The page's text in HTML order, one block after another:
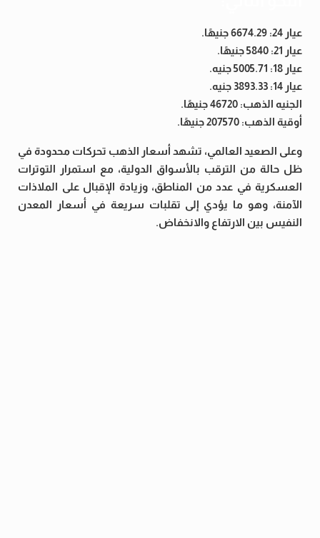
عيار 24: 6674.29 جنيهًا.
عيار 21: 5840 جنيهًا.
عيار 18: 5005.71 جنيه.
عيار 14: 3893.33 جنيه.
الجنيه الذهب: 46720 جنيهًا.
أوقية الذهب: 207570 جنيهًا.
وعلى الصعيد العالمي، تشهد أسعار الذهب تحركات محدودة في
ظل حالة من الترقب بالأسواق الدولية، مع استمرار التوترات
العسكرية في عدد من المناطق، وزيادة الإقبال على الملاذات
الآمنة، وهو ما يؤدي إلى تقلبات سريعة في أسعار المعدن
النفيس بين الارتفاع والانخفاض.